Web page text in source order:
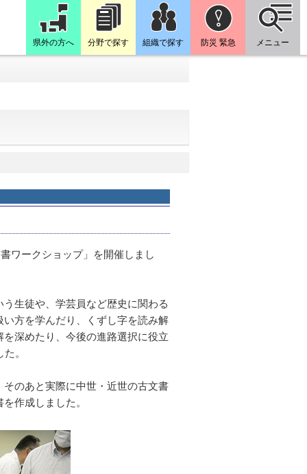
県外の方へ 分野で探す 組織で探す 防災 緊急 メニュー
ワークショップ」を開催しまし
生徒や、学芸員など歴史に関わる
方を学んだり、くずし字を読み解
深めたり、今後の進路選択に役立
。
のあと実際に中世・近世の古文書
を作成しました。